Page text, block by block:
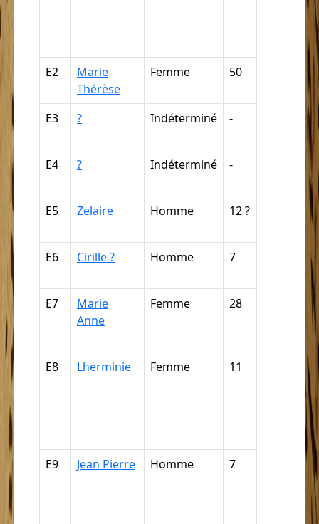
négresse,
négritte ...
E2
Marie
Thérèse
Femme 50
Nègre
E3
? Indéterminé -
Nègre
E4
? Indéterminé -
Nègre
E5
Zelaire Homme 12 ?
Nègre
E6
Cirille ? Homme 7
Nègre
E7
Marie
Anne
Femme 28
E8 Lherminie Femme 11
Griffe,
mulâtre,
(par
E9
Jean Pierre Homme 7
Griffe,
mulâtre,